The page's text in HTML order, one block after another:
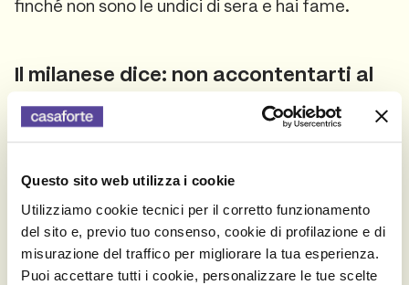
Questo sito web utilizza i cookie
Utilizziamo cookie tecnici per il corretto funzionamento
del sito e, previo tuo consenso, cookie di profilazione e di
misurazione del traffico per migliorare la tua esperienza.
Puoi accettare tutti i cookie, personalizzare le tue scelte
finché non sono le undici di sera e hai fame.
Il milanese dice: non accontentarti al
primo colpo.
Il contratto di affitto non è una sentenza a vita
trovare quello giusto è assolutamente normale.
Se non hai azzeccato l'alloggio dei sogni al primo
tentativo, non scoraggiarti. Il milanese lo sa:
continua a sondare il mercato. L'occasione
giusta arriva.